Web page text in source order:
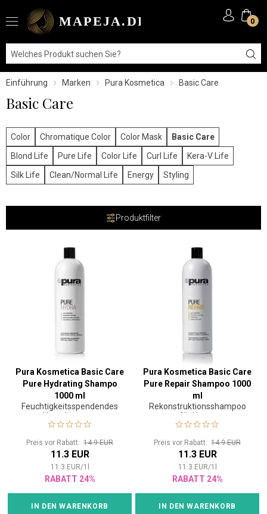
0
Einführung Marken Pura Kosmetica Basic Care
Basic Care
Color Chromatique Color Color Mask
Basic Care
Blond Life
Pure Life Color Life Curl Life
Kera-V Life
Silk Life
Clean/Normal Life Energy Styling
Produktfilter
Pura Kosmetica Basic Care
Pure Hydrating Shampo
1000 ml
Feuchtigkeitsspendendes
Haarshampoo
Preis vor Rabatt: 14.9 EUR
11.3 EUR
11.3 EUR/1
RABATT 24%
IN DEN WARENKORB
Pura Kosmetica Basic Care
Pure Repair Shampoo 1000
ml
Rekonstruktionsshampoo
für Haare
Preis vor Rabatt: 14.9 EUR
11.3 EUR
11.3 EUR/1
RABATT 24%
IN DEN WARENKORB